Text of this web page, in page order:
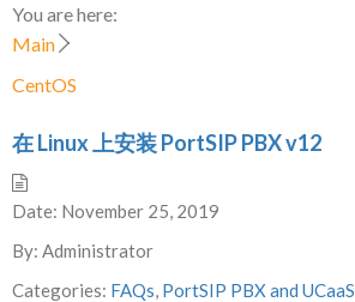
You are here:
Main
CentOS
在 Linux 上安装 PortSIP PBX v12
Date: November 25, 2019
By: Administrator
Categories: FAQs, PortSIP PBX and UCaaS